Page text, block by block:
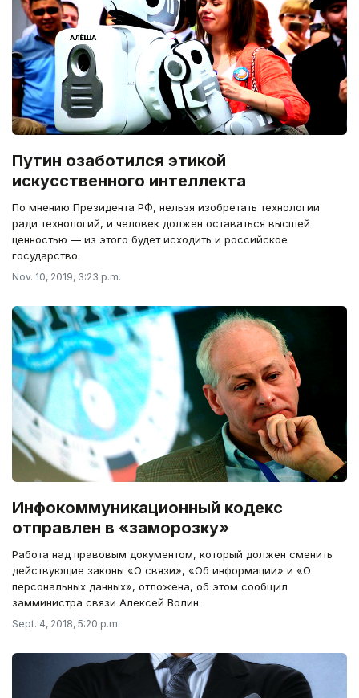
Путин озаботился этикой
искусственного интеллекта
По мнению Президента РФ, нельзя изобретать технологии
ради технологий, и человек должен оставаться высшей
ценностью — из этого будет исходить и российское
государство.
Nov. 10, 2019, 3:23 p.m.
Инфокоммуникационный кодекс
отправлен в «заморозку»
Работа над правовым документом, который должен сменить
действующие законы «О связи», «Об информации» и «О
персональных данных», отложена, об этом сообщил
замминистра связи Алексей Волин.
Sept. 4, 2018, 5:20 p.m.